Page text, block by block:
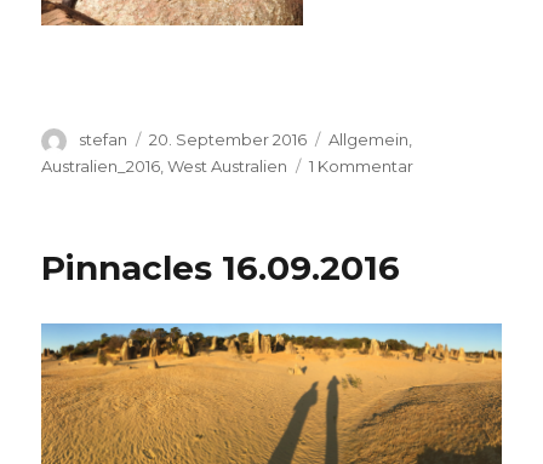
Autor
stefan
Veröffentlicht
am
20. September 2016 Kategorien
Allgemein,
Australien_2016 ,West Australien 1 Kommentarzu
Pinnacles 16.09.2016